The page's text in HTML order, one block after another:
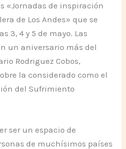
«Jornadas de inspiración
de Los Andes» que se
3, 4 y 5 de mayo. Las
un aniversario más del
Rodriguez Cobos,
la considerado como el
del Sufrimiento
ser un espacio de
de muchísimos países